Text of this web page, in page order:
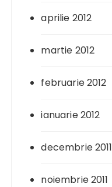
aprilie 2012
martie 2012
februarie 2012
ianuarie 2012
decembrie 2011
noiembrie 2011